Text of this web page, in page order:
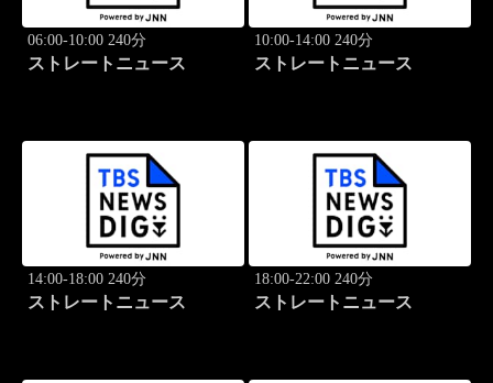
06:00-10:00 240分
ストレートニュース
10:00-14:00 240分
ストレートニュース
14:00-18:00 240分
ストレートニュース
18:00-22:00 240分
ストレートニュース